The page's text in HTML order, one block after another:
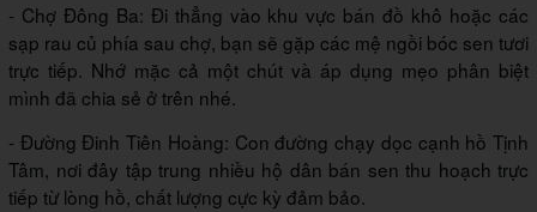
- Chợ Đông Ba: Đi thẳng vào khu vực bán đồ khô hoặc các
sạp rau củ phía sau chợ, bạn sẽ gặp các mệ ngồi bóc sen tươi
trực tiếp. Nhớ mặc cả một chút và áp dụng mẹo phân biệt
mình đã chia sẻ ở trên nhé.
- Đường Đinh Tiên Hoàng: Con đường chạy dọc cạnh hồ Tịnh
Tâm, nơi đây tập trung nhiều hộ dân bán sen thu hoạch trực
tiếp từ lòng hồ, chất lượng cực kỳ đảm bảo.